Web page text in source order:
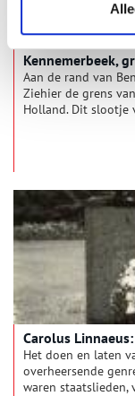
Kennemerbeek,
Aan de rand van
Ziehier de grens
Holland. Dit slootje
Carolus
Het doen en laten
overheersende
waren staatslieden,